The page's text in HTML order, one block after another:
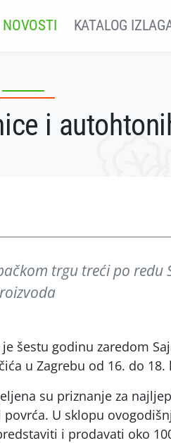
NOVOSTI KATALOG
i
trgu treći po
šestu godinu zaredom
u Zagrebu od 16. do
su priznanje za
U sklopu
i prodavati oko